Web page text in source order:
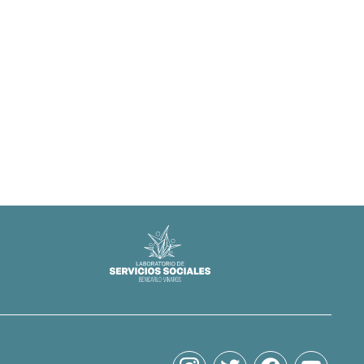
instagram
twitter facebookyoutube